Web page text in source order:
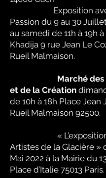
Exposition
Passion du 9 au 30
au samedi de 11h à 19h
Khadija 9 rue Jean Le
Rueil Malmaison.
Marché
et de la Création
de 10h à 18h Place Jean
Rueil Malmaison 92500.
« L’exposition
Artistes de la Glacière »
Mai 2022 à la Mairie du
Place d’Italie 75013 Paris.